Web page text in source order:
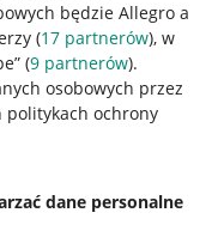
będzie Allegro a
(17 partnerów), w
(9 partnerów).
osobowych przez
politykach ochrony
dane personalne